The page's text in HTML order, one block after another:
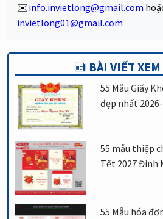
✉️info.invietlong@gmail.com
invietlong01@gmail.com
BÀI VIẾT
55 Mẫu Giấy
đẹp nhất
55 mẫu thiệp
Tết 2027 Đinh
55 Mẫu hóa